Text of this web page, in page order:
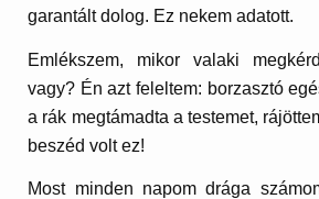
garantált dolog. Ez nekem adatott.
Emlékszem, mikor valaki
vagy? Én azt feleltem: borzasztó
a rák megtámadta a testemet,
beszéd volt ez!
Most minden napom drága